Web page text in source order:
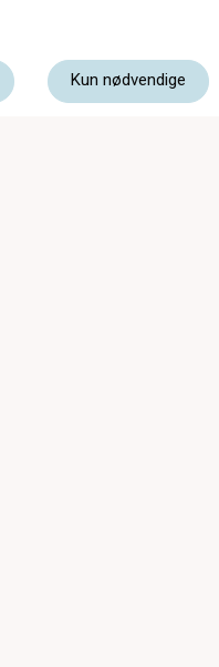
Kun nødvendige